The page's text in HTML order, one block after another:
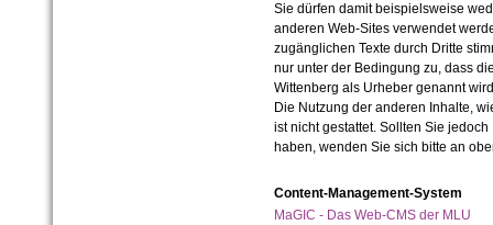
Sie dürfen damit beispielsweise
anderen Web-Sites verwendet
zugänglichen Texte durch Dritte
nur unter der Bedingung zu, dass
Wittenberg als Urheber genannt
Die Nutzung der anderen Inhalte,
ist nicht gestattet. Sollten Sie
haben, wenden Sie sich bitte an
Content-Management-System
MaGIC - Das Web-CMS der MLU